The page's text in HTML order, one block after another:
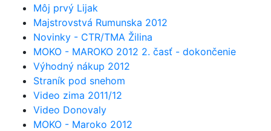
Môj prvý Lijak
Majstrovstvá Rumunska 2012
Novinky - CTR/TMA Žilina
MOKO - MAROKO 2012 2. časť - dokončenie
Výhodný nákup 2012
Straník pod snehom
Video zima 2011/12
Video Donovaly
MOKO - Maroko 2012